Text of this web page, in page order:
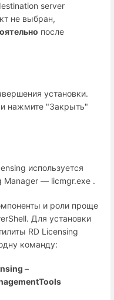
server
не выбран,
после
установки.
нажмите "Закрыть"
используется
Manager — licmgr.exe .
и роли проще
Для установки
RD Licensing
команду:
–